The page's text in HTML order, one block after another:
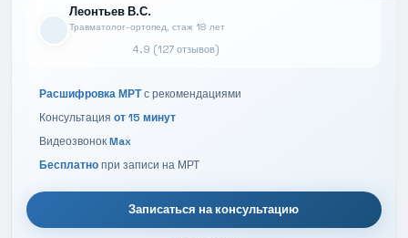
Леонтьев В.С.
Травматолог-ортопед, стаж 18 лет
4.9 (127 отзывов)
Расшифровка МРТс рекомендациями
Консультация от 15 минут
Видеозвонок Max
Бесплатно при записи на МРТ
Записаться на консультацию